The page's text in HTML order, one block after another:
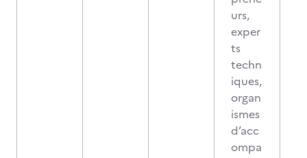
urs,
exper
ts
techn
iques,
organ
ismes
d’acc
ompa